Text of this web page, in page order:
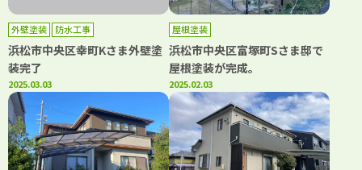
外壁塗装 防水工事
浜松市中央区幸町Kさま外壁塗
装完了
2025.03.03
屋根塗装
浜松市中央区富塚町Sさま邸で
屋根塗装が完成。
2025.02.03